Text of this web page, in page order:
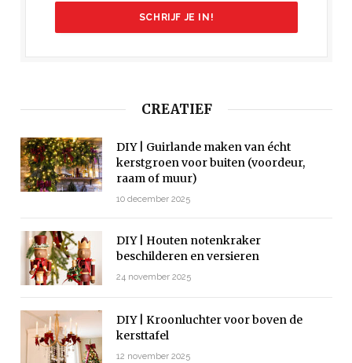
CREATIEF
DIY | Guirlande maken van écht
kerstgroen voor buiten (voordeur,
raam of muur)
10 december 2025
DIY | Houten notenkraker
beschilderen en versieren
24 november 2025
DIY | Kroonluchter voor boven de
kersttafel
12 november 2025